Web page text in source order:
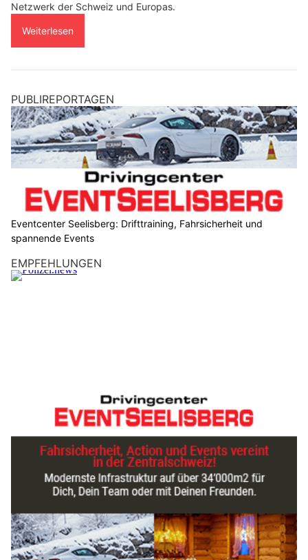
Netzwerk der Schweiz und Europas.
Weiterlesen
PUBLIREPORTAGEN
Eventcenter Seelisberg: Drifttraining, Fahrsicherheit und
spannende Events
EMPFEHLUNGEN